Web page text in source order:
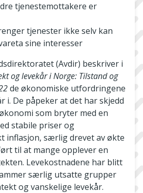
tjenestemottakere er
tjenester ikke selv kan
sine interesser
(Avdir) beskriver i
og levekår i Norge: Tilstand og
de økonomiske utfordringene
i. De påpeker at det har skjedd
som bryter med en
stabile priser og
inflasjon, særlig drevet av økte
til at mange opplever en
Levekostnadene har blitt
særlig utsatte grupper
og vanskelige levekår.